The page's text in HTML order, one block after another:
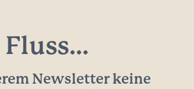
Newsletter keine